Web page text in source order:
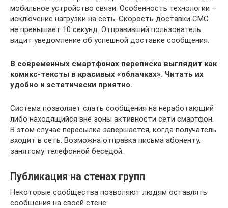
мобильное устройство связи. Особенность технологии –
исключение нагрузки на сеть. Скорость доставки СМС
не превышает 10 секунд. Отправивший пользователь
видит уведомление об успешной доставке сообщения.
В современных смартфонах переписка выглядит как
комикс-тексты в красивых «облачках». Читать их
удобно и эстетически приятно.
Система позволяет слать сообщения на неработающий
либо находящийся вне зоны активности сети смартфон.
В этом случае пересылка завершается, когда получатель
входит в сеть. Возможна отправка письма абоненту,
занятому телефонной беседой.
Публикация на стенах групп
Некоторые сообщества позволяют людям оставлять
сообщения на своей стене.